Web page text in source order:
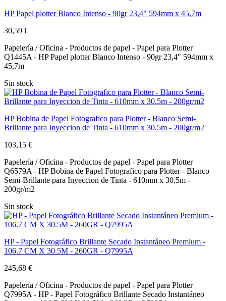
HP Papel plotter Blanco Intenso - 90gr 23,4" 594mm x 45,7m
30,59 €
Papelería / Oficina - Productos de papel - Papel para Plotter
Q1445A - HP Papel plotter Blanco Intenso - 90gr 23,4" 594mm x
45,7m
Sin stock
HP Bobina de Papel Fotografico para Plotter - Blanco Semi-
Brillante para Inyeccion de Tinta - 610mm x 30.5m - 200gr/m2
103,15 €
Papelería / Oficina - Productos de papel - Papel para Plotter
Q6579A - HP Bobina de Papel Fotografico para Plotter - Blanco
Semi-Brillante para Inyeccion de Tinta - 610mm x 30.5m -
200gr/m2
Sin stock
HP - Papel Fotográfico Brillante Secado Instantáneo Premium -
106.7 CM X 30.5M - 260GR - Q7995A
245,68 €
Papelería / Oficina - Productos de papel - Papel para Plotter
Q7995A - HP - Papel Fotográfico Brillante Secado Instantáneo